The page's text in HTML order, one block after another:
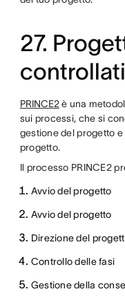
27.
PRINCE2è una
sui processi, che si
gestione del progetto
progetto.
Il processo PRINCE2
Avvio del progetto
Avvio del progetto
Direzione del
Controllo delle fasi
Gestione della